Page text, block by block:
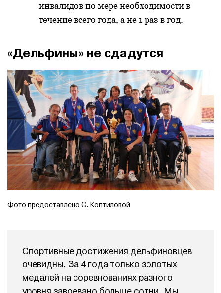
инвалидов по мере необходимости в
течение всего года, а не 1 раз в год.
«Дельфины» не сдадутся
Фото предоставлено С. Коптиловой
Спортивные достижения дельфиновцев
очевидны. За 4 года только золотых
медалей на соревнованиях разного